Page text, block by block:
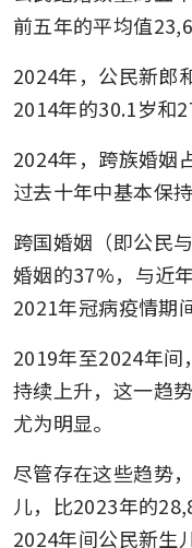
前五年的平均值
2024年，公民新郎
2014年的30.1岁和
2024年，跨族婚姻
过去十年中基本保持
跨国婚姻（即公民
婚姻的37%，与近
2021年冠病疫情期
2019年至2024年间
持续上升，这一趋
尤为明显。
尽管存在这些趋势
儿，比2023年的
2024年间公民新生